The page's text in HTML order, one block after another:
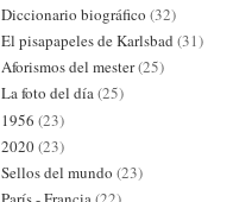
Diccionario biográfico (32)
El pisapapeles de Karlsbad (31)
Aforismos del mester(25)
La foto del día(25)
1956 (23)
2020(23)
Sellos del mundo (23)